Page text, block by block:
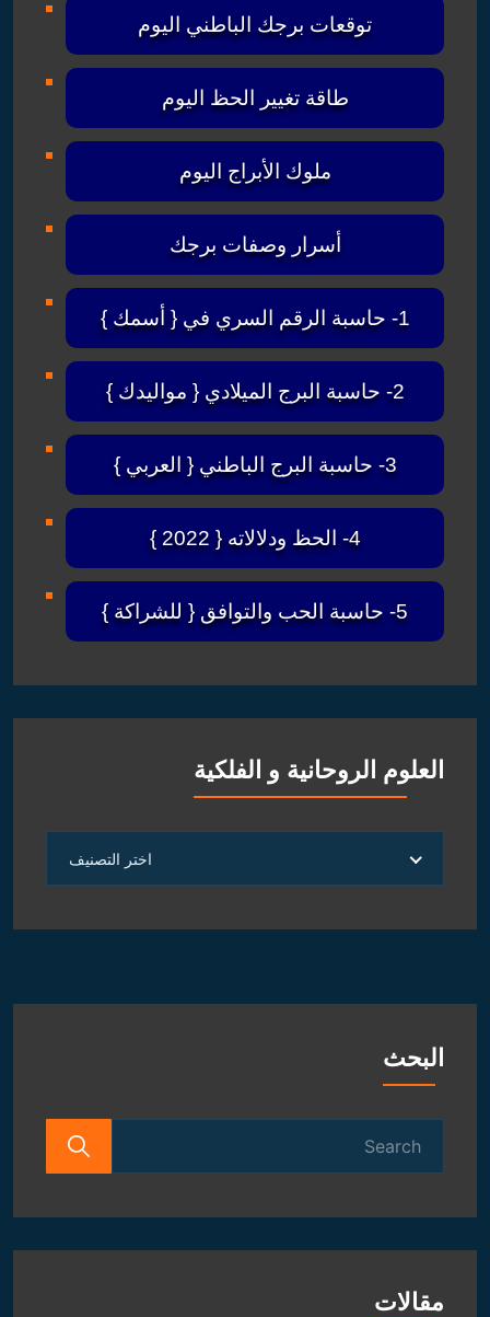
توقعات برجك الباطني اليوم
طاقة تغيير الحظ اليوم
ملوك الأبراج اليوم
أسرار وصفات برجك
1- حاسبة الرقم السري في { أسمك }
2- حاسبة البرج الميلادي { مواليدك }
3- حاسبة البرج الباطني { العربي }
4- الحظ ودلالاته { 2022 }
5- حاسبة الحب والتوافق { للشراكة }
العلوم الروحانية و الفلكية
الروحانية
الفلكية
اختر التصنيف
البحث
مقالات